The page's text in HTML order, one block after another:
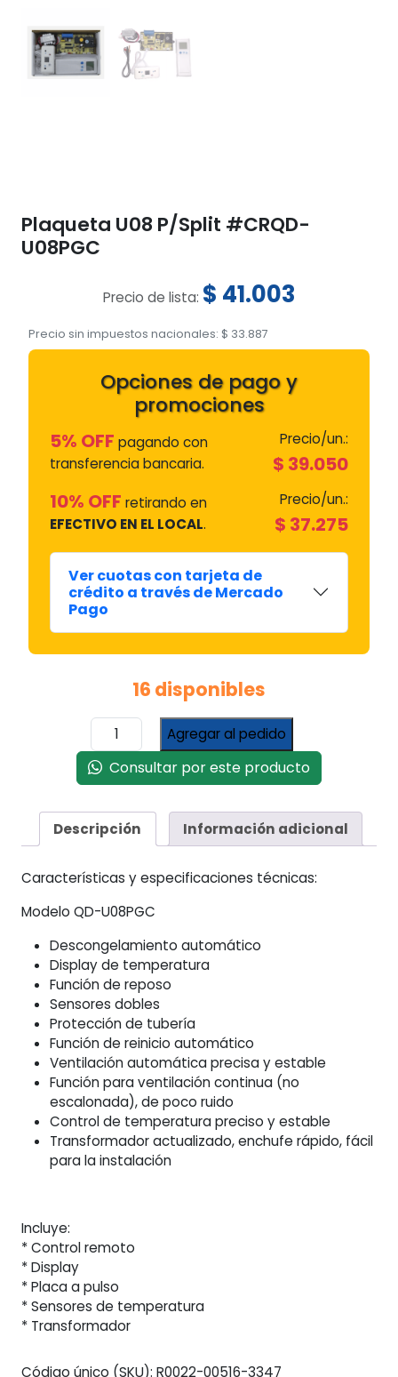
Plaqueta U08 P/Split #CRQD-
U08PGC
Precio de lista: $ 41.003
Precio sin impuestos nacionales: $ 33.887
Opciones de pago y
promociones
5% OFF pagando con
transferencia bancaria.
Precio/un.:
$ 39.050
10% OFF retirando en
EFECTIVO EN EL LOCAL.
Precio/un.:
$ 37.275
Ver cuotas con tarjeta de
crédito a través de Mercado
Pago
16 disponibles
Plaqueta
U08
P/Split
#CRQD-
cantidad
Agregar al pedido
Consultar por este producto
Descripción Información adicional
Características y especificaciones técnicas:
Modelo QD-U08PGC
Descongelamiento automático
Display de temperatura
Función de reposo
Sensores dobles
Protección de tubería
Función de reinicio automático
Ventilación automática precisa y estable
Función para ventilación continua (no
escalonada), de poco ruido
Control de temperatura preciso y estable
Transformador actualizado, enchufe rápido, fácil
para la instalación
Incluye:
* Control remoto
* Display
* Placa a pulso
* Sensores de temperatura
* Transformador
Código único (SKU): R0022-00516-3347